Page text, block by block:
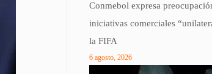
Conmebol expresa
iniciativas comerciales
la FIFA
6 agosto, 2026